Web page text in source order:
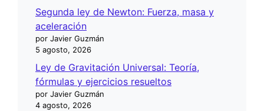
Segunda ley de Newton: Fuerza, masa y
aceleración
por Javier Guzmán
5 agosto, 2026
Ley de Gravitación Universal: Teoría,
fórmulas y ejercicios resueltos
por Javier Guzmán
4 agosto, 2026